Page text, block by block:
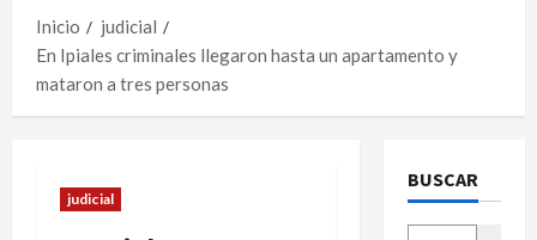
Inicio
judicial
En Ipiales criminales llegaron hasta un apartamento y
mataron a tres personas
judicial
BUSCAR